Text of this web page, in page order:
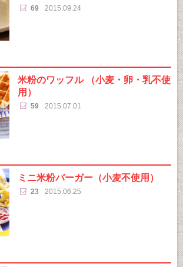
69 2015.09.24
米粉のワッフル （小麦・卵・乳不使
用）
59 2015.07.01
ミニ米粉バーガー（小麦不使用）
23 2015.06.25